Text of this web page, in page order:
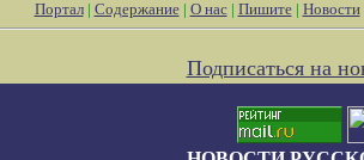
Портал| Содержание| О нас| Пишите| Новости
Подписаться на